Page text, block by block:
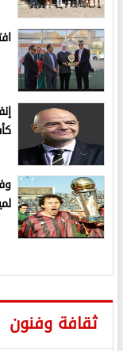
ثقافة وفنون